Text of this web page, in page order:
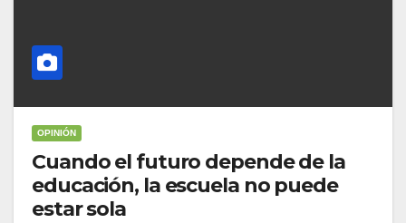
OPINIÓN
Cuando el futuro depende de la
educación, la escuela no puede
estar sola